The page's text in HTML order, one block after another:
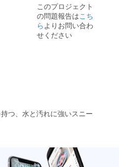
造工程
上の都
合等に
より出
荷時期
このプロジェクト
の問題報告はこち
ら よりお問い合わ
せください
つ、水と汚れに強いスニー